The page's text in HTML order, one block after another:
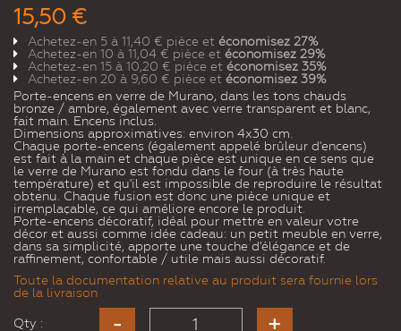
15,50 €
Achetez-en 5 à 11,40 € pièce et économisez 27%
Achetez-en 10 à 11,04 € pièce et économisez 29%
Achetez-en 15 à 10,20 € pièce et économisez 35%
Achetez-en 20 à 9,60 € pièce et économisez 39%
Porte-encens en verre de Murano, dans les tons chauds
bronze / ambre, également avec verre transparent et blanc,
fait main. Encens inclus.
Dimensions approximatives: environ 4x30 cm.
Chaque porte-encens (également appelé brûleur d'encens)
est fait à la main et chaque pièce est unique en ce sens que
le verre de Murano est fondu dans le four (à très haute
température) et qu'il est impossible de reproduire le résultat
obtenu. Chaque fusion est donc une pièce unique et
irremplaçable, ce qui améliore encore le produit.
Porte-encens décoratif, idéal pour mettre en valeur votre
décor et aussi comme idée cadeau: un petit meuble en verre,
dans sa simplicité, apporte une touche d'élégance et de
raffinement, confortable / utile mais aussi décoratif.
Toute la documentation relative au produit sera fournie lors
de la livraison
Qty :